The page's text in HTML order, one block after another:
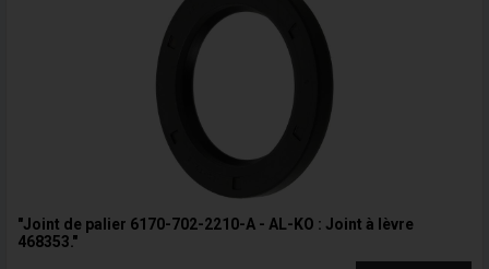
"Joint de palier 6170-702-2210-A - AL-KO : Joint à lèvre
468353."